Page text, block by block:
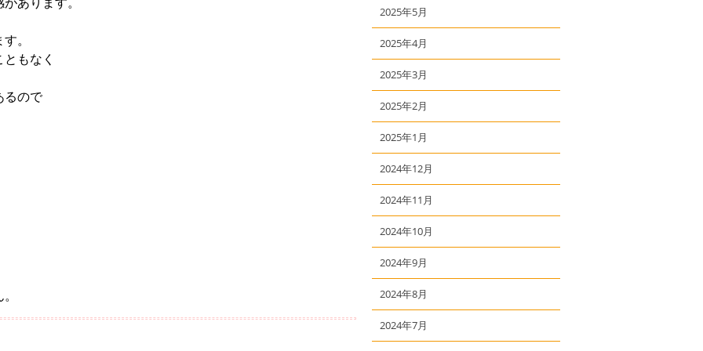
。
もなく
るので
2025年5月
2025年4月
2025年3月
2025年2月
2025年1月
2024年12月
2024年11月
2024年10月
2024年9月
2024年8月
2024年7月